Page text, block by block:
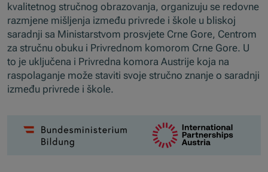
kvalitetnog stručnog obrazovanja, organizuju se redovne
razmjene mišljenja između privrede i škole u bliskoj
saradnji sa Ministarstvom prosvjete Crne Gore, Centrom
za stručnu obuku i Privrednom komorom Crne Gore. U
to je uključena i Privredna komora Austrije koja na
raspolaganje može staviti svoje stručno znanje o saradnji
između privrede i škole.